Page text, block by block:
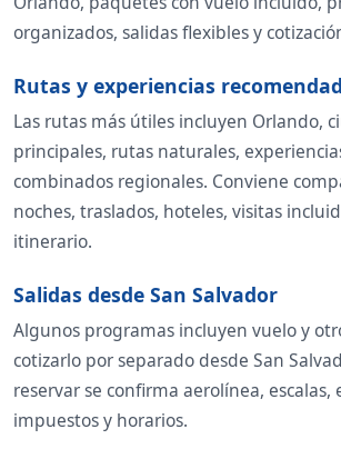
organizados, salidas flexibles y
Rutas y experiencias
Las rutas más útiles incluyen Orlando,
principales, rutas naturales,
combinados regionales. Conviene
noches, traslados, hoteles, visitas
itinerario.
Salidas desde San Salvador
Algunos programas incluyen vuelo y
cotizarlo por separado desde San
reservar se confirma aerolínea, escalas,
impuestos y horarios.